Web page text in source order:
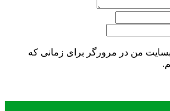
من در مرورگر برای زمانی که